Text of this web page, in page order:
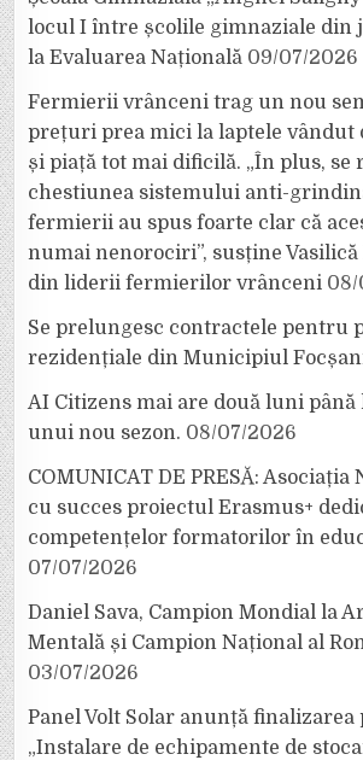
locul I între școlile gimnaziale din
la Evaluarea Națională 09/07/2026
Fermierii vrânceni trag un nou
prețuri prea mici la laptele vândut
și piață tot mai dificilă. „În plus, se
chestiunea sistemului anti-
fermierii au spus foarte clar că
numai nenorociri”, susține
din liderii fermierilor vrânceni 08/
Se prelungesc contractele pentru
rezidențiale din Municipiul
AI Citizens mai are două luni
unui nou sezon. 08/07/2026
COMUNICAT DE PRESĂ:
cu succes proiectul Erasmus+
competențelor formatorilor în
07/07/2026
Daniel Sava, Campion Mondial la
Mentală și Campion Național al
03/07/2026
Panel Volt Solar anunță
„Instalare de echipamente de